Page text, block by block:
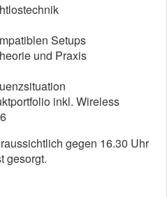
Setups
und Praxis
inkl. Wireless
gegen 16.30 Uhr
gesorgt.